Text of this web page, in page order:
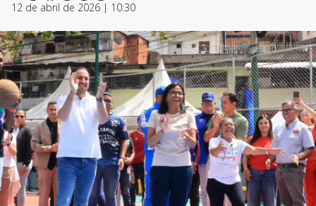
12 de abril de 2026 | 10:30